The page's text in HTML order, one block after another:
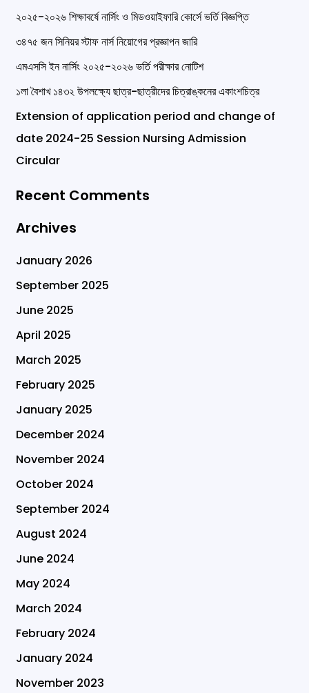
r
r
:
২০২৫-২০২৬ শিক্ষাবর্ষে নার্সিং ও মিডওয়াইফারি কোর্সে ভর্তি বিজ্ঞপ্তি
৩৪৭৫ জন সিনিয়র স্টাফ নার্স নিয়োগের প্রজ্ঞাপন জারি
এমএসসি ইন নার্সিং ২০২৫-২০২৬ ভর্তি পরীক্ষার নোটিশ
১লা বৈশাখ ১৪৩২ উপলক্ষ্যে ছাত্র-ছাত্রীদের চিত্রাঙ্কনের একাংশচিত্র
Extension of application period and change of
date 2024-25 Session Nursing Admission
Circular
Recent Comments
Archives
January 2026
September 2025
June 2025
April 2025
March 2025
February 2025
January 2025
December 2024
November 2024
October 2024
September 2024
August 2024
June 2024
May 2024
March 2024
February 2024
January 2024
November 2023